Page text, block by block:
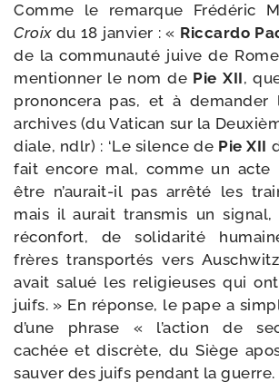
Comme le remarque Frédéric
Croix du 18 jan­vier : « Riccardo
de la com­mu­nau­té juive de
men­tion­ner le nom de Pie XII,
pro­non­ce­ra pas, et à deman­der
archives (du Vatican sur la
diale, ndlr) : ‘Le silence de Pie XII
fait encore mal, comme un acte
être n’aurait-il pas arrê­té les
mais il aurait trans­mis un
récon­fort, de soli­da­ri­té
frères trans­por­tés vers
avait salué les reli­gieuses qui
juifs. » En réponse, le pape a
d’une phrase « l’action de
cachée et dis­crète, du Siège
sau­ver des juifs pen­dant la guerre.